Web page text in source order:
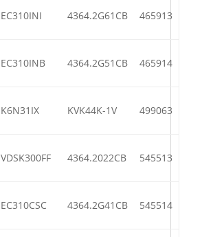
EC310INI 4364.2G61CB 465913
EC310INB 4364.2G51CB 465914
K6N31IX KVK44K-1V 499063
VDSK300FF 4364.2022CB 545513
EC310CSC 4364.2G41CB 545514